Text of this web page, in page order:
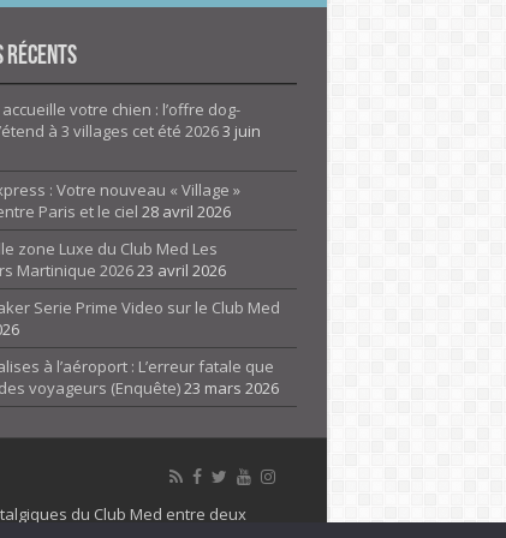
votre chien : l’offre dog-
à 3 villages cet été 20263 juin
: Votre nouveau « Village »
Paris et le ciel 28 avril 2026
zone Luxe du Club Med Les
Martinique 202623 avril 2026
Serie Prime Video sur le Club Med
à l’aéroport : L’erreur fatale que
voyageurs (Enquête)23 mars 2026
du Club Med entre deux